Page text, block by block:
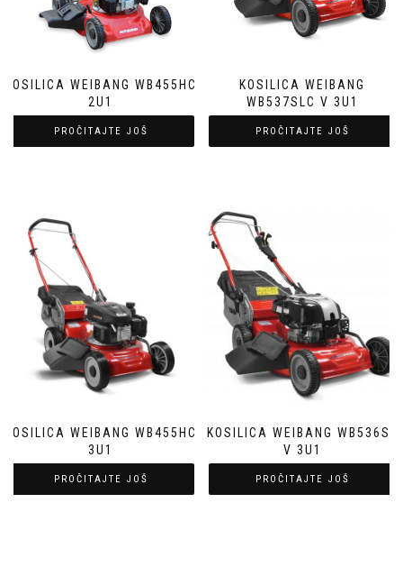
KOSILICA WEIBANG WB455HC
2U1
PROČITAJTE JOŠ
KOSILICA WEIBANG
WB537SLC V 3U1
PROČITAJTE JOŠ
KOSILICA WEIBANG WB455HC
3U1
PROČITAJTE JOŠ
KOSILICA WEIBANG WB536SB
V 3U1
PROČITAJTE JOŠ